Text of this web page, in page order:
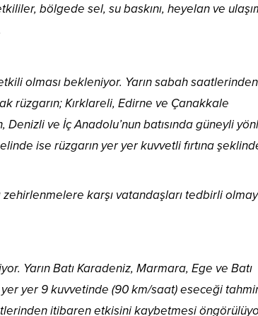
bölgede sel, su baskını, heyelan ve
olması bekleniyor. Yarın sabah saatlerinden
rüzgarın; Kırklareli, Edirne ve Çanakkale
ve İç Anadolu’nun batısında güneyli
ise rüzgarın yer yer kuvvetli fırtına
zehirlenmelere karşı vatandaşları tedbirli
Yarın Batı Karadeniz, Marmara, Ege ve Batı
yer 9 kuvvetinde (90 km/saat) eseceği
itibaren etkisini kaybetmesi